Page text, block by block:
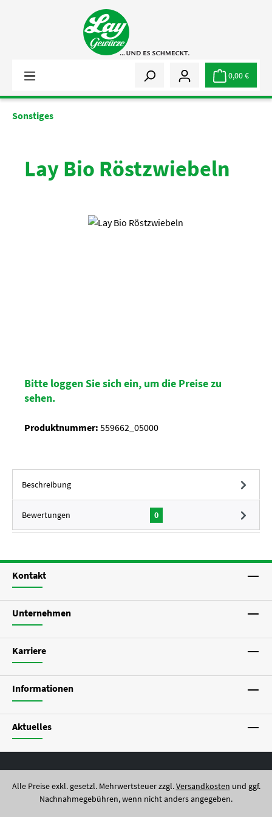
Zum Hauptinhalt springen
0,00 €
Sonstiges
Lay Bio Röstzwiebeln
Bildergalerie überspringen
Bitte loggen Sie sich ein, um die Preise zu
sehen.
Produktnummer: 559662_05000
Beschreibung
Bewertungen 0
Kontakt
Unternehmen
Karriere
Informationen
Aktuelles
Alle Preise exkl. gesetzl. Mehrwertsteuer zzgl.Versandkosten und ggf.
Nachnahmegebühren, wenn nicht anders angegeben.